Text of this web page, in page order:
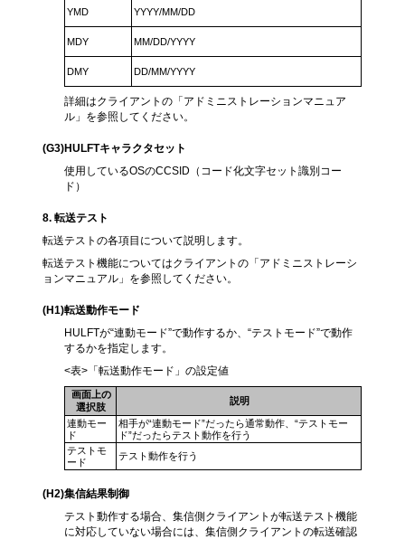
YMD YYYY/MM/DD
MDY MM/DD/YYYY
DMY DD/MM/YYYY
詳細はクライアントの「アドミニストレーションマニュア
ル」を参照してください。
(G3)HULFTキャラクタセット
使用しているOSのCCSID（コード化文字セット識別コー
ド）
8. 転送テスト
転送テストの各項目について説明します。
転送テスト機能についてはクライアントの「アドミニストレーシ
ョンマニュアル」を参照してください。
(H1)転送動作モード
HULFTが“連動モード”で動作するか、“テストモード”で動作
するかを指定します。
<表>「転送動作モード」の設定値
画面上の
選択肢
説明
連動モー
ド
相手が“連動モード”だったら通常動作、“テストモー
ド”だったらテスト動作を行う
テストモ
ード
テスト動作を行う
(H2)集信結果制御
テスト動作する場合、集信側クライアントが転送テスト機能
に対応していない場合には、集信側クライアントの転送確認